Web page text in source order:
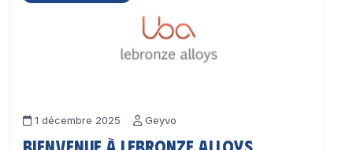
1 décembre 2025 Geyvo
Bienvenue à Lebronze Alloys,